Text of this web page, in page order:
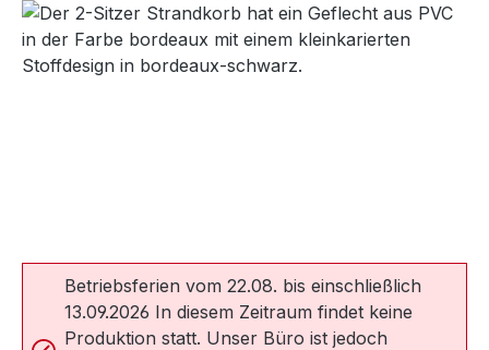
Bildergalerie überspringen
Betriebsferien vom 22.08. bis einschließlich
13.09.2026 In diesem Zeitraum findet keine
Produktion statt. Unser Büro ist jedoch